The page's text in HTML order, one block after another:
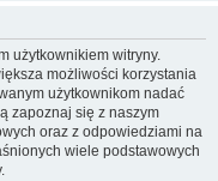
użytkownikiem witryny.
możliwości korzystania
użytkownikom nadać
zapoznaj się z naszym
oraz z odpowiedziami na
wiele podstawowych